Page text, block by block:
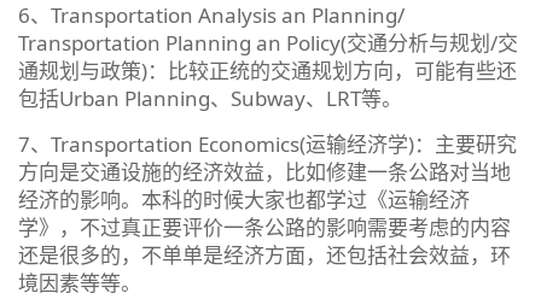
6、Transportation Analysis an Planning/
Transportation Planning an Policy(交通分析与规划/交
通规划与政策)：比较正统的交通规划方向，可能有些还
包括Urban Planning、Subway、LRT等。
7、Transportation Economics(运输经济学)：主要研究
方向是交通设施的经济效益，比如修建一条公路对当地
经济的影响。本科的时候大家也都学过《运输经济
学》，不过真正要评价一条公路的影响需要考虑的内容
还是很多的，不单单是经济方面，还包括社会效益，环
境因素等等。